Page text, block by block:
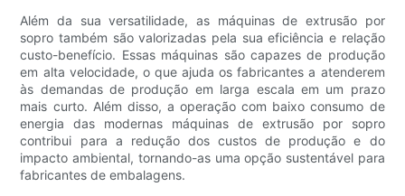
Além da sua versatilidade, as máquinas de extrusão por
sopro também são valorizadas pela sua eficiência e relação
custo-benefício. Essas máquinas são capazes de produção
em alta velocidade, o que ajuda os fabricantes a atenderem
às demandas de produção em larga escala em um prazo
mais curto. Além disso, a operação com baixo consumo de
energia das modernas máquinas de extrusão por sopro
contribui para a redução dos custos de produção e do
impacto ambiental, tornando-as uma opção sustentável para
fabricantes de embalagens.